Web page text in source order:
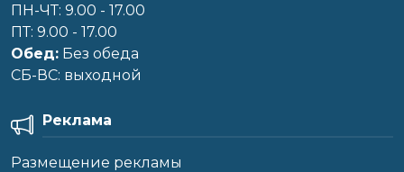
ПН-ЧТ: 9.00 - 17.00
ПТ: 9.00 - 17.00
Обед: Без обеда
CБ-ВС: выходной
Реклама
Размещение рекламы